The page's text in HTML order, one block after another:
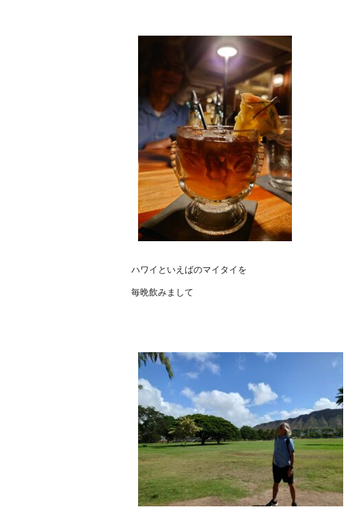
ハワイといえばのマイタイを
毎晩飲みまして